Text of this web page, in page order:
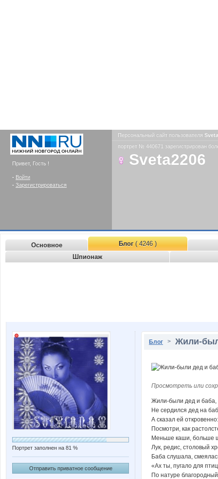
Привет, Гость !
- Войти
- Зарегистрироваться
Персональный сайт пользователя
портрет № 440671 зарегистрирован
Sveta2206
Основное Блог( 4246 )
Шпионаж
Портрет заполнен на 81 %
Отправить приватное сообщение
Блог > Жили-
Просмотреть или
Жили-были дед и баба,
Не сердился дед на
А сказал ей
Посмотри, как
Меньше каши, больше
Лук, редис, столовый
Баба слушала,
«Ах ты, пугало для
По натуре